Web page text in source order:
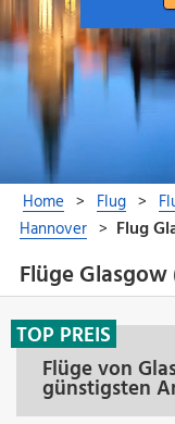
Flüge
Flüge von
günstigsten
TOP PREIS